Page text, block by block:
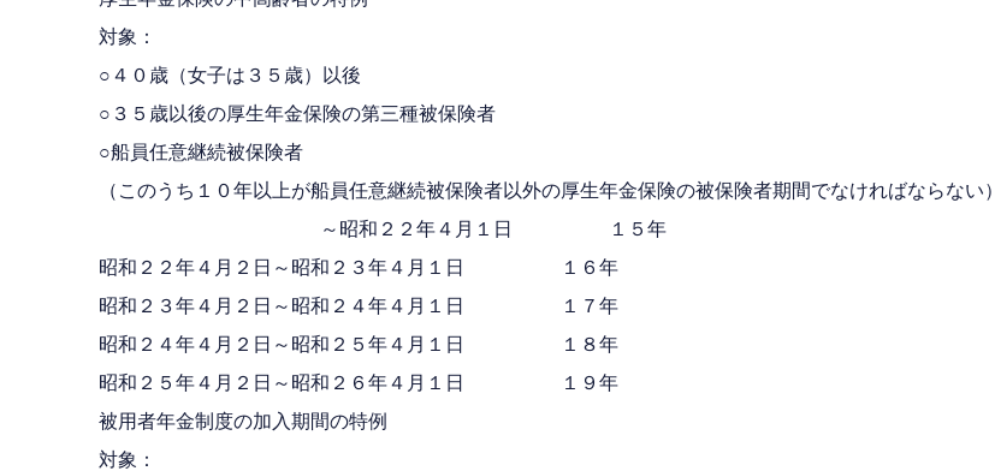
対象：
○４０歳（女子は３５歳）以後
○３５歳以後の厚生年金保険の第三種被保険者
○船員任意継続被保険者
（このうち１０年以上が船員任意継続被保険者以外の厚生年金保険の被保険者期間でなければならない）
～昭和２２年４月１日 １５年
昭和２２年４月２日～昭和２３年４月１日 １６年
昭和２３年４月２日～昭和２４年４月１日 １７年
昭和２４年４月２日～昭和２５年４月１日 １８年
昭和２５年４月２日～昭和２６年４月１日 １９年
被用者年金制度の加入期間の特例
対象：